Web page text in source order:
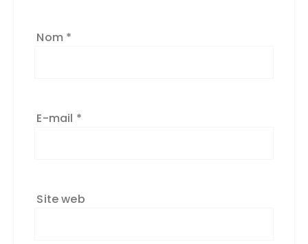
Nom *
E-mail *
Site web